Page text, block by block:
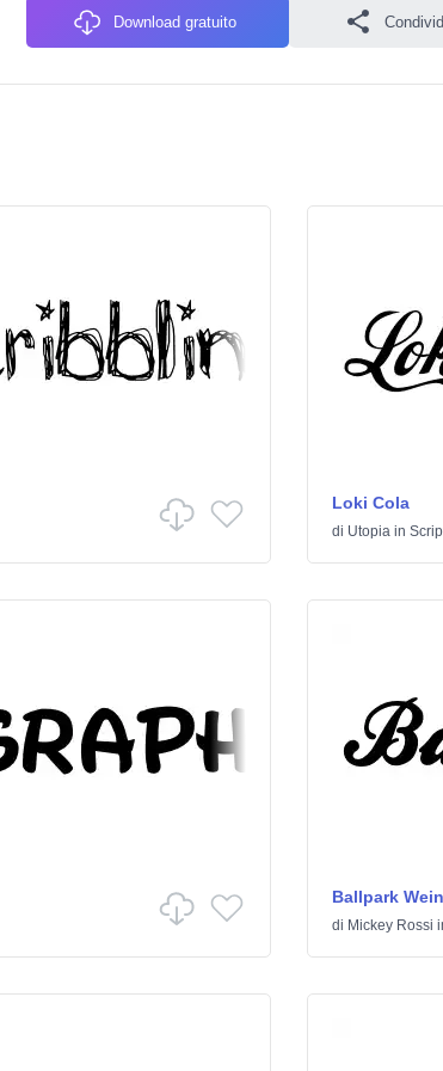
Download gratuito
Loki Cola
di Utopiain
Ballpark
di Mickey Rossi